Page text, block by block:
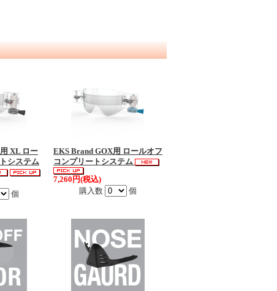
XL ロー
システム
個
EKS Brand GOX用 ロールオフ
コンプリートシステム
7,260円(税込)
購入数
個